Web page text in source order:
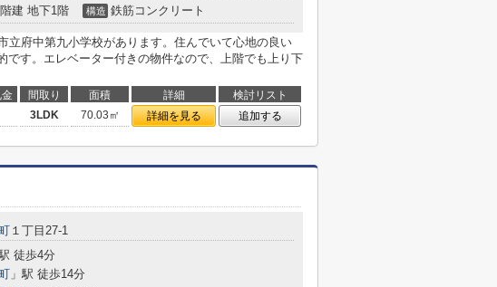
建 地下1階 構造 鉄筋コンクリート
立府中第九小学校があります。住んでいて心地の良い
です。エレベーター付きの物件なので、上階でも上り下
間取り 面積 詳細
検討リスト
3LDK 70.03㎡ 詳細を見る 追加する
１丁目27-1
徒歩4分
」駅 徒歩14分